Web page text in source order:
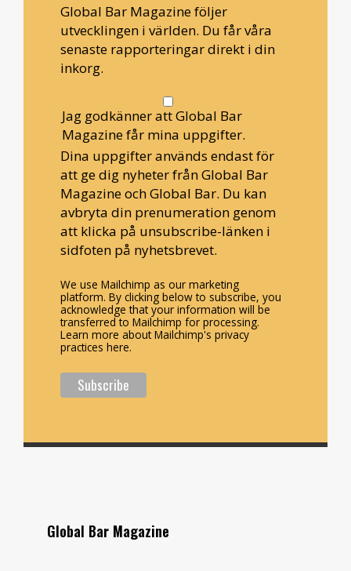
Global Bar Magazine följer
utvecklingen i världen. Du får våra
senaste rapporteringar direkt i din
inkorg.
Jag godkänner att Global Bar
Magazine får mina uppgifter.
Dina uppgifter används endast för
att ge dig nyheter från Global Bar
Magazine och Global Bar. Du kan
avbryta din prenumeration genom
att klicka på unsubscribe-länken i
sidfoten på nyhetsbrevet.
We use Mailchimp as our marketing
platform. By clicking below to subscribe, you
acknowledge that your information will be
transferred to Mailchimp for processing.
Learn more about Mailchimp's privacy
practices here.
Global Bar Magazine